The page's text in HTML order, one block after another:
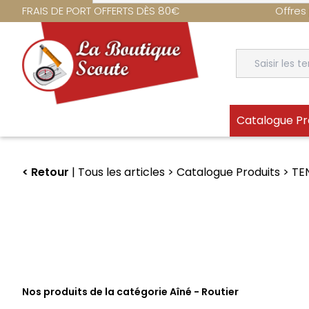
Aller
au
contenu
principal
FRAIS DE PORT OFFERTS DÈS 80€
Catalogue
TENUE SCOUTE
Eclaireur -Scout
Retour Tous les articles Catalogue Produits
Nos produits de la catégorie Aîné - Routier
Détail